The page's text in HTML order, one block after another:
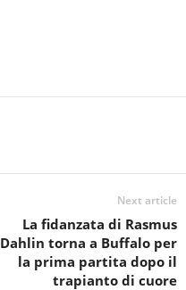
Next article
La fidanzata di Rasmus
Dahlin torna a Buffalo per
la prima partita dopo il
trapianto di cuore